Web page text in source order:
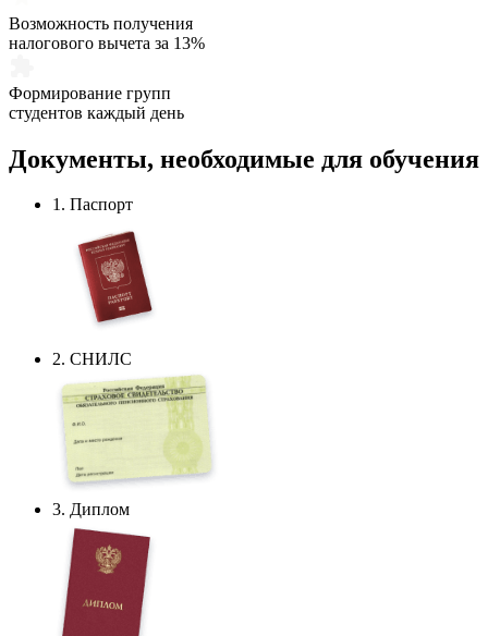
Возможность получения
налогового вычета за 13%
Формирование групп
студентов каждый день
Документы, необходимые для обучения
1. Паспорт
2. СНИЛС
3. Диплом